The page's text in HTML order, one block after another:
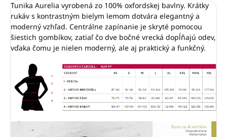
Tunika Aurelia vyrobená zo 100% oxfordskej bavlny. Krátky
rukáv s kontrastným bielym lemom dotvára elegantný a
moderný vzhľad. Centrálne zapínanie je skryté pomocou
šiestich gombíkov, zatiaľ čo dve bočné vrecká dopĺňajú odev,
vďaka čomu je nielen moderný, ale aj praktický a funkčný.